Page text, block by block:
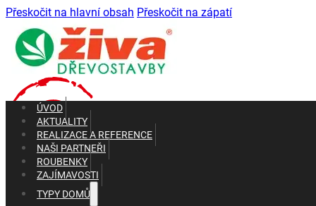
Přeskočit na hlavní obsah Přeskočit na zápatí
+420 602 661 287
ÚVOD
AKTUALITY
REALIZACE A REFERENCE
NAŠI PARTNEŘI
ROUBENKY
ZAJÍMAVOSTI
TYPY DOMŮ